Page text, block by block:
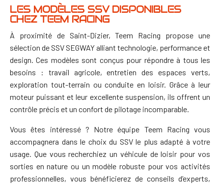
LES MODÈLES SSV DISPONIBLES
CHEZ TEEM RACING
À proximité de Saint-Dizier, Teem Racing propose une
sélection de SSV SEGWAY alliant technologie, performance et
design. Ces modèles sont conçus pour répondre à tous les
besoins : travail agricole, entretien des espaces verts,
exploration tout-terrain ou conduite en loisir. Grâce à leur
moteur puissant et leur excellente suspension, ils offrent un
contrôle précis et un confort de pilotage incomparable.
Vous êtes intéressé ? Notre équipe Teem Racing vous
accompagnera dans le choix du SSV le plus adapté à votre
usage. Que vous recherchiez un véhicule de loisir pour vos
sorties en nature ou un modèle robuste pour vos activités
professionnelles, vous bénéficierez de conseils d’experts,